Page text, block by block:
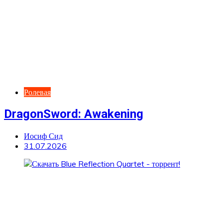
Ролевая
DragonSword: Awakening
Иосиф Сид
31.07.2026